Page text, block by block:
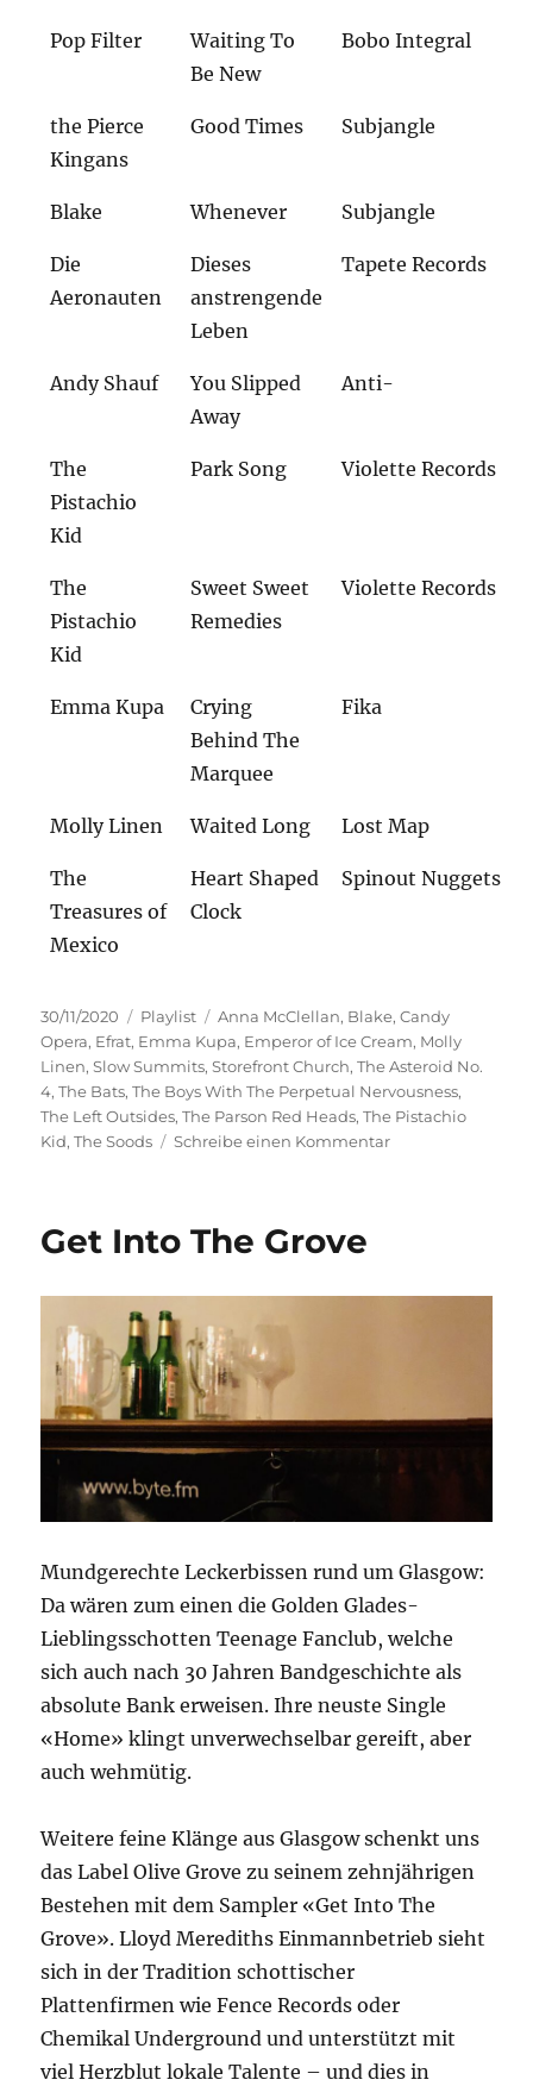
Pop Filter
Waiting To
Be New
Bobo Integral
the Pierce
Kingans
Good Times Subjangle
Blake Whenever Subjangle
Die
Aeronauten
Dieses
anstrengende
Leben
Tapete Records
Andy Shauf
You Slipped
Away
Anti-
The
Pistachio
Kid
Park Song Violette Records
The
Pistachio
Kid
Sweet Sweet
Remedies
Violette Records
Emma Kupa
Crying
Behind The
Marquee
Fika
Molly Linen Waited Long Lost Map
The
Treasures of
Mexico
Heart Shaped
Clock
Spinout Nuggets
Veröffentlicht
am
30/11/2020 Kategorien
Playlist Schlagwörter
Anna McClellan, Blake,Candy
Opera, Efrat, Emma Kupa, Emperor of Ice Cream, Molly
Linen,Slow Summits,Storefront Church,The Asteroid No.
4,The Bats,The Boys With The Perpetual Nervousness,
The Left Outsides,The Parson Red Heads,The Pistachio
Kid,The Soods Schreibe einen Kommentarzu
Get Into The Grove
Mundgerechte Leckerbissen rund um Glasgow:
Da wären zum einen die Golden Glades-
Lieblingsschotten Teenage Fanclub, welche
sich auch nach 30 Jahren Bandgeschichte als
absolute Bank erweisen. Ihre neuste Single
«Home» klingt unverwechselbar gereift, aber
auch wehmütig.
Weitere feine Klänge aus Glasgow schenkt uns
das Label Olive Grove zu seinem zehnjährigen
Bestehen mit dem Sampler «Get Into The
Grove». Lloyd Merediths Einmannbetrieb sieht
sich in der Tradition schottischer
Plattenfirmen wie Fence Records oder
Chemikal Underground und unterstützt mit
viel Herzblut lokale Talente – und dies in